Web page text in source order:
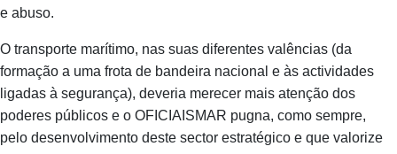
e abuso.
O transporte marítimo, nas suas diferentes valências (da
formação a uma frota de bandeira nacional e às actividades
ligadas à segurança), deveria merecer mais atenção dos
poderes públicos e o OFICIAISMAR pugna, como sempre,
pelo desenvolvimento deste sector estratégico e que valorize